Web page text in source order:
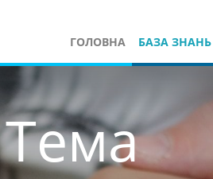
ГОЛОВНА БАЗА ЗНАНЬ
Тема